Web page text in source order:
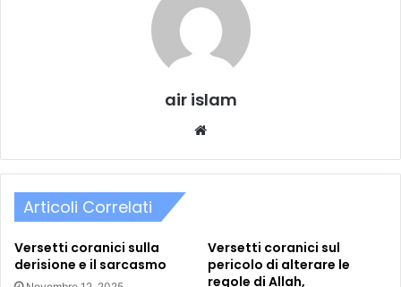
air islam
Articoli Correlati
Versetti coranici sulla
derisione e il sarcasmo
Versetti coranici sul
pericolo di alterare le
regole di Allah,